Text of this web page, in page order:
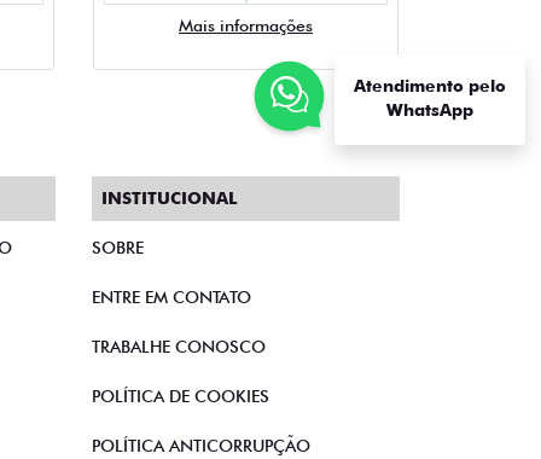
Mais informações
Atendimento pelo
WhatsApp
INSTITUCIONAL
SOBRE
ENTRE EM CONTATO
TRABALHE CONOSCO
POLÍTICA DE COOKIES
POLÍTICA ANTICORRUPÇÃO